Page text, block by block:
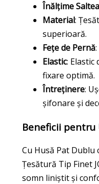
Înălțime
Material:
superioară.
Fețe de Pernă
Elastic:
fixare optimă.
Întreținere:
șifonare și
Beneficii
Cu Husă Pat Dublu
Țesătură Tip Finet
somn liniștit și